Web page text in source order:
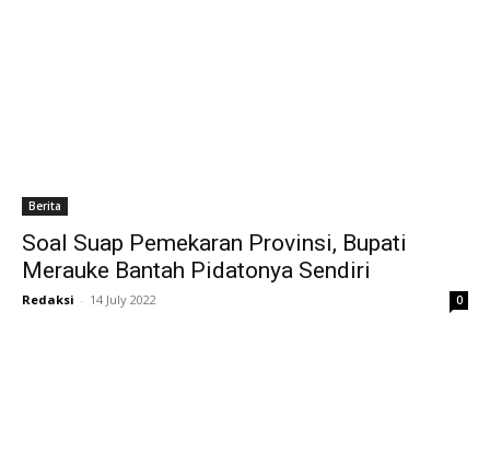
Berita
Soal Suap Pemekaran Provinsi, Bupati
Merauke Bantah Pidatonya Sendiri
Redaksi - 14 July 2022 0